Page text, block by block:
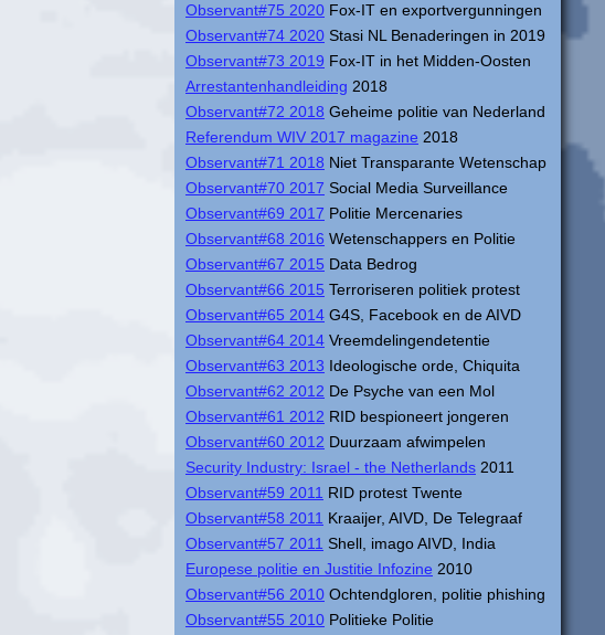
Observant#75 2020 Fox-IT en exportvergunningen
Observant#74 2020 Stasi NL Benaderingen in 2019
Observant#73 2019 Fox-IT in het Midden-Oosten
Arrestantenhandleiding 2018
Observant#72 2018 Geheime politie van Nederland
Referendum WIV 2017 magazine 2018
Observant#71 2018 Niet Transparante Wetenschap
Observant#70 2017 Social Media Surveillance
Observant#69 2017 Politie Mercenaries
Observant#68 2016 Wetenschappers en Politie
Observant#67 2015 Data Bedrog
Observant#66 2015 Terroriseren politiek protest
Observant#65 2014 G4S, Facebook en de AIVD
Observant#64 2014 Vreemdelingendetentie
Observant#63 2013 Ideologische orde, Chiquita
Observant#62 2012 De Psyche van een Mol
Observant#61 2012 RID bespioneert jongeren
Observant#60 2012 Duurzaam afwimpelen
Security Industry: Israel - the Netherlands 2011
Observant#59 2011 RID protest Twente
Observant#58 2011 Kraaijer, AIVD, De Telegraaf
Observant#57 2011 Shell, imago AIVD, India
Europese politie en Justitie Infozine 2010
Observant#56 2010 Ochtendgloren, politie phishing
Observant#55 2010 Politieke Politie